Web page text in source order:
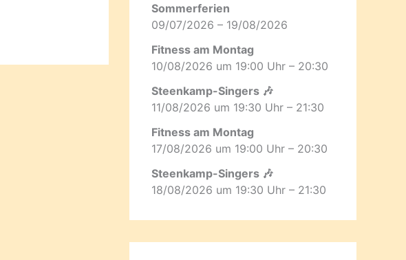
Sommerferien
09/07/2026 – 19/08/2026
Fitness am Montag
10/08/2026 um 19:00 Uhr – 20:30
Steenkamp-Singers 🎶
11/08/2026 um 19:30 Uhr – 21:30
Fitness am Montag
17/08/2026 um 19:00 Uhr – 20:30
Steenkamp-Singers 🎶
18/08/2026 um 19:30 Uhr – 21:30